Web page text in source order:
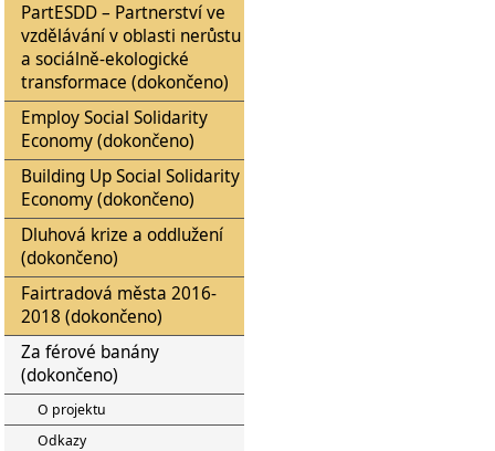
PartESDD – Partnerství ve
vzdělávání v oblasti nerůstu
a sociálně-ekologické
transformace (dokončeno)
Employ Social Solidarity
Economy (dokončeno)
Building Up Social Solidarity
Economy (dokončeno)
Dluhová krize a oddlužení
(dokončeno)
Fairtradová města 2016-
2018 (dokončeno)
Za férové banány
(dokončeno)
O projektu
Odkazy